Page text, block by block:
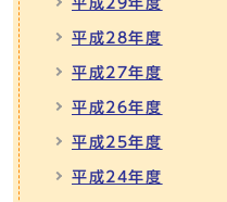
平成28年度
平成27年度
平成26年度
平成25年度
平成24年度